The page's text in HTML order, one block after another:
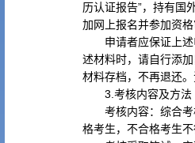
历认证报告”，持有国
加网上报名并参加资格
申请者应保证上
述材料时，请自行添
材料存档，不再退还
3.考核内容及方法
考核内容：综合
格考生，不合格考生不